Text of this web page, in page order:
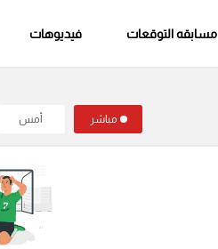
مسابقه التوقعات فيديوهات
مباشر أمس